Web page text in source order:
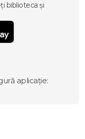
biblioteca și
aplicație: